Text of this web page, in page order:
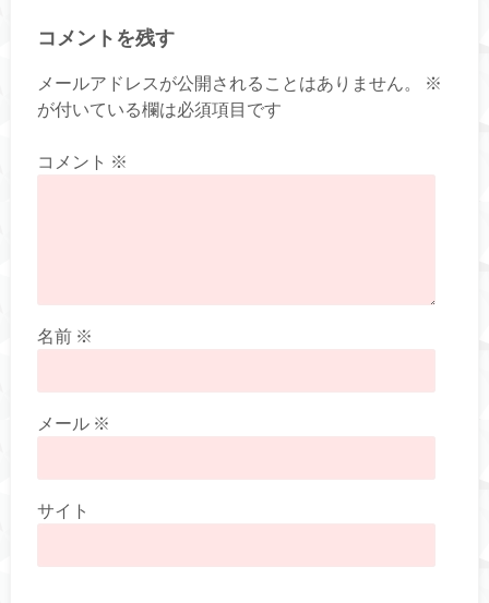
コメントを残す
メールアドレスが公開されることはありません。
※
が付いている欄は必須項目です
コメント ※
名前 ※
メール ※
サイト